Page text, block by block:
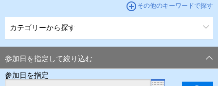
add_circle_outline その他のキーワードで探す
カテゴリーから探す
参加日を指定して絞り込む
参加日を指定